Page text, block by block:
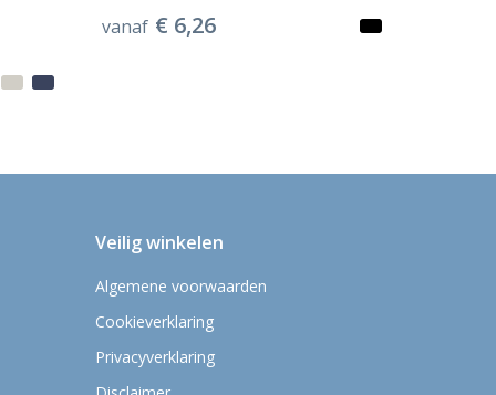
vanaf € 6,26
Veilig winkelen
Algemene voorwaarden
Cookieverklaring
Privacyverklaring